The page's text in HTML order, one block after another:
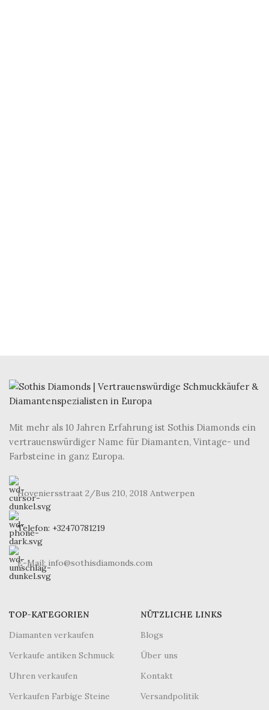
Mit mehr als 10 Jahren Erfahrung ist Sothis Diamonds ein
vertrauenswürdiger Name für Diamanten, Vintage- und
Farbsteine in ganz Europa.
Hoveniersstraat 2/Bus 210, 2018 Antwerpen
Telefon: +32470781219
E-Mail: info@sothisdiamonds.com
TOP-KATEGORIEN
Diamanten verkaufen
Verkaufe antiken Schmuck
Uhren verkaufen
Verkaufen Farbige Steine
NÜTZLICHE LINKS
Blogs
Über uns
Kontakt
Versandpolitik